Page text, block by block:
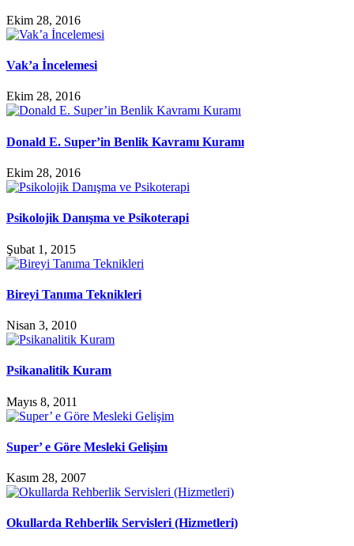
Ekim 28, 2016
Vak’a İncelemesi
Ekim 28, 2016
Donald E. Super’in Benlik Kavramı Kuramı
Ekim 28, 2016
Psikolojik Danışma ve Psikoterapi
Şubat 1, 2015
Bireyi Tanıma Teknikleri
Nisan 3, 2010
Psikanalitik Kuram
Mayıs 8, 2011
Super’ e Göre Mesleki Gelişim
Kasım 28, 2007
Okullarda Rehberlik Servisleri (Hizmetleri)